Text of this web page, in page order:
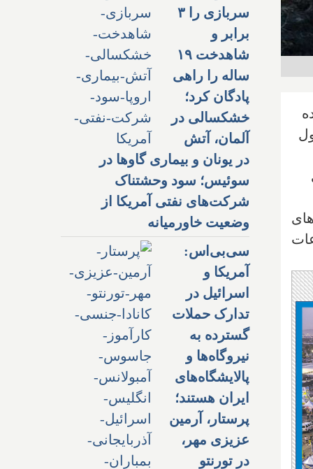
سربازی را ۳
برابر و
شاهدخت ۱۹
ساله را راهی
پادگان کرد؛
خشکسالی در
آلمان، آتش
در یونان و بیماری گاوها در
سوئیس؛ سود وحشتناک
شرکت‌های نفتی آمریکا از
وضعیت خاورمیانه
سی‌بی‌اس:
آمریکا و
اسرائیل در
تدارک حملات
گسترده به
نیروگاه‌ها و
پالایشگاه‌های
ایران هستند؛
پرستار، آرمین
عزیزی مهر،
در تورنتو